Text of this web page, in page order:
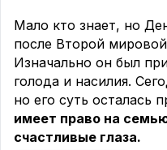
Мало кто знает, но
после Второй
Изначально он был
голода и насилия.
но его суть осталась
имеет право на
счастливые глаза.